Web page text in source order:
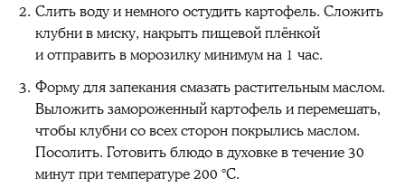
Слить воду и немного остудить картофель. Сложить
клубни в миску, накрыть пищевой плёнкой
и отправить в морозилку минимум на 1 час.
Форму для запекания смазать растительным маслом.
Выложить замороженный картофель и перемешать,
чтобы клубни со всех сторон покрылись маслом.
Посолить. Готовить блюдо в духовке в течение 30
минут при температуре 200 °C.